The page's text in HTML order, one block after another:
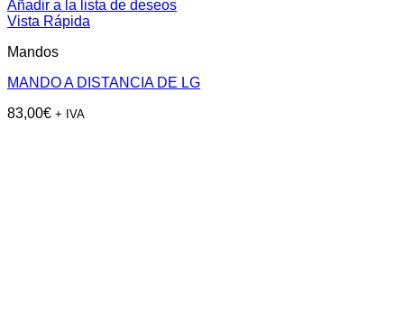
Añadir a la lista de deseos
Vista Rápida
Mandos
MANDO A DISTANCIA DE LG
83,00€ + IVA